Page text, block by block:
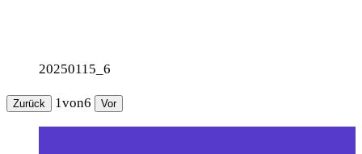
20250115_6
Zurück 1von6 Vor